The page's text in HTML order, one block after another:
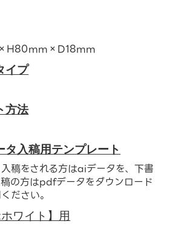
イプ
方法
タ入稿用テンプレート
稿をされる方はaiデータを、下書
の方はpdfデータをダウンロード
ださい。
ワイト】用